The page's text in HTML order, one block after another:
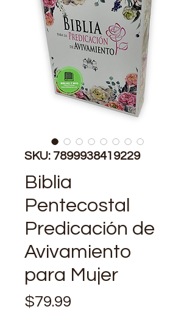
SKU: 7899938419229
Biblia
Pentecostal
Predicación de
Avivamiento
para Mujer
$79.99